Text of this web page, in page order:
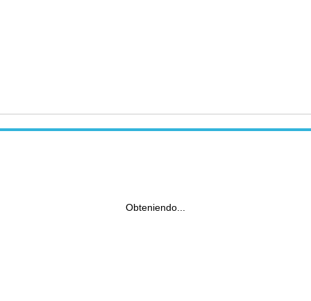
Obteniendo...